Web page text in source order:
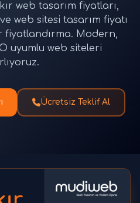
web tasarım fiyatları,
web sitesi tasarım fiyatı
fiyatlandırma. Modern,
uyumlu web siteleri
Ücretsiz Teklif Al